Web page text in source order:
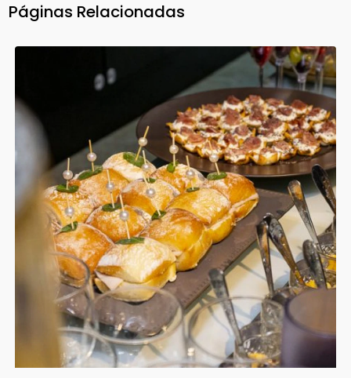
Páginas Relacionadas